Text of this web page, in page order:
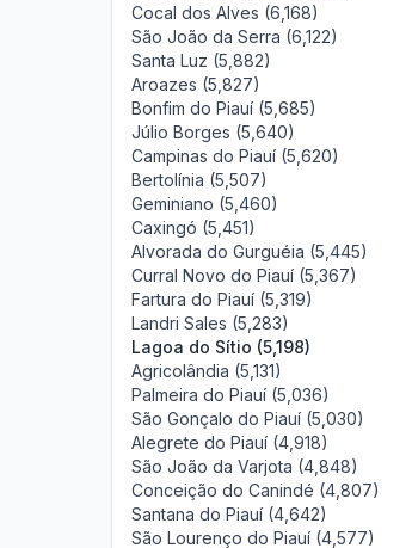
Cocal dos Alves (6,168)
São João da Serra (6,122)
Santa Luz (5,882)
Aroazes (5,827)
Bonfim do Piauí (5,685)
Júlio Borges (5,640)
Campinas do Piauí (5,620)
Bertolínia (5,507)
Geminiano (5,460)
Caxingó (5,451)
Alvorada do Gurguéia (5,445)
Curral Novo do Piauí (5,367)
Fartura do Piauí (5,319)
Landri Sales (5,283)
Lagoa do Sítio (5,198)
Agricolândia (5,131)
Palmeira do Piauí (5,036)
São Gonçalo do Piauí (5,030)
Alegrete do Piauí (4,918)
São João da Varjota (4,848)
Conceição do Canindé (4,807)
Santana do Piauí (4,642)
São Lourenço do Piauí (4,577)